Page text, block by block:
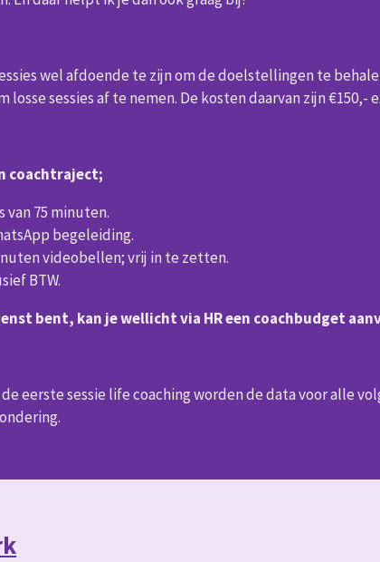
wel afdoende te zijn om de doelstellingen te
losse sessies af te nemen. De kosten daarvan zijn €150,-
coachtraject;
van 75 minuten.
begeleiding.
videobellen; vrij in te zetten.
BTW.
bent, kan je wellicht via HR een coachbudget
eerste sessie life coaching worden de data voor alle